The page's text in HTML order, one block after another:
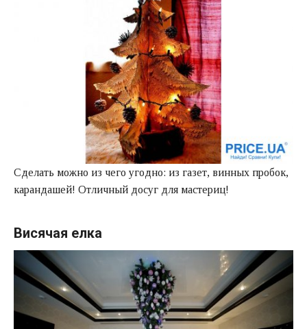
Сделать можно из чего угодно: из газет, винных пробок,
карандашей! Отличный досуг для мастериц!
Висячая елка